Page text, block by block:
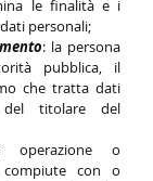
le finalità e i
personali;
: la persona
pubblica, il
che tratta dati
titolare del
operazione o
compiute con o